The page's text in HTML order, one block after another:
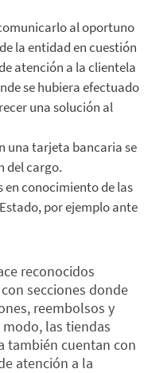
al oportuno
la entidad en cuestión
atención a la clientela
se hubiera efectuado
una solución al
una tarjeta bancaria se
del cargo.
en conocimiento de las
por ejemplo ante
reconocidos
secciones donde
reembolsos y
las tiendas
también cuentan con
atención a la